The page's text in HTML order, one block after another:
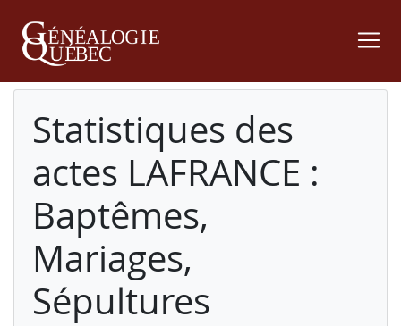
Statistiques des
actes LAFRANCE :
Baptêmes,
Mariages,
Sépultures